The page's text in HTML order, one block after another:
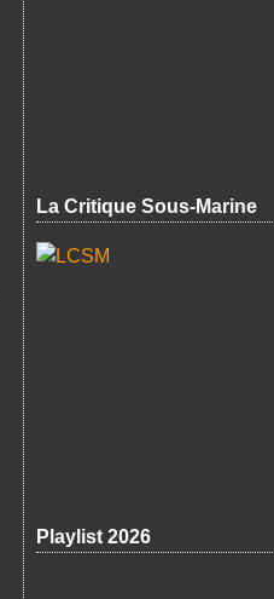
La Critique Sous-Marine
Playlist 2026